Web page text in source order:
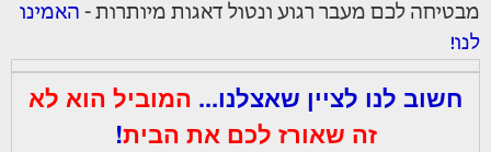
מבטיחה לכם מעבר רגוע ונטול דאגות מיותרות - האמינו
לנו!
חשוב לנו לציין שאצלנו... המוביל הוא לא
זה שאורז לכם את הבית!